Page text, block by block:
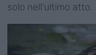
solo nell'ultimo atto.